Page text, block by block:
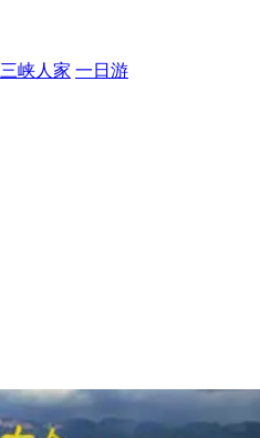
三峡人家 一日游